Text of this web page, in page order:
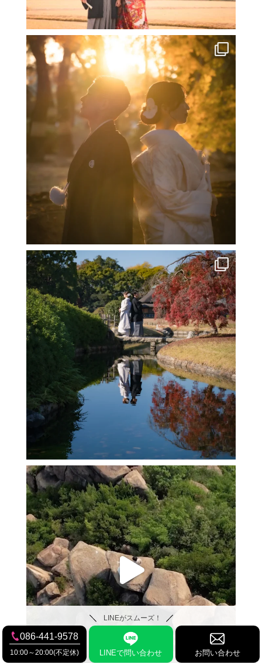
LINEがスムーズ！
086-441-9578
10:00～20:00(不定休) LINEで問い合わせ お問い合わせ